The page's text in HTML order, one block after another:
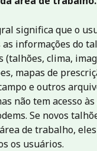
significa que o
as informações do
(talhões, clima,
mapas de
e outros
não tem acesso às
Se novos
de trabalho,
os usuários.